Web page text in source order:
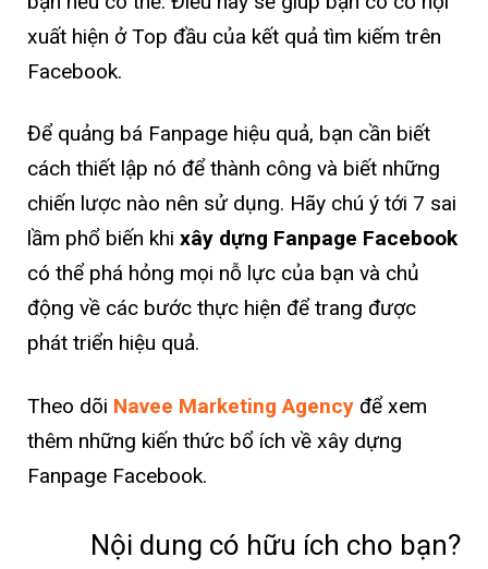
xuất hiện ở Top đầu của kết quả tìm kiếm trên
Facebook.
Để quảng bá Fanpage hiệu quả, bạn cần biết
cách thiết lập nó để thành công và biết những
chiến lược nào nên sử dụng. Hãy chú ý tới 7 sai
lầm phổ biến khi xây dựng Fanpage Facebook
có thể phá hỏng mọi nỗ lực của bạn và chủ
động về các bước thực hiện để trang được
phát triển hiệu quả.
Theo dõi Navee Marketing Agency để xem
thêm những kiến thức bổ ích về xây dựng
Fanpage Facebook.
Nội dung có hữu ích cho bạn?